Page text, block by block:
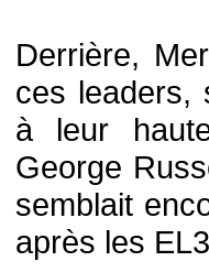
Derrière,
ces leaders,
à leur
George
semblait
après les